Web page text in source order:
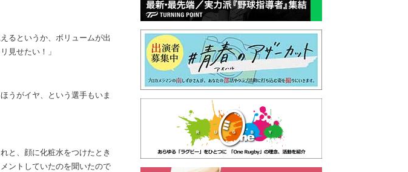
るというか、ボリュームが出
見せたい！」
うがイヤ、という選手もいま
と、顔に化粧水をつけたとき
ントしていたのを聞いたので